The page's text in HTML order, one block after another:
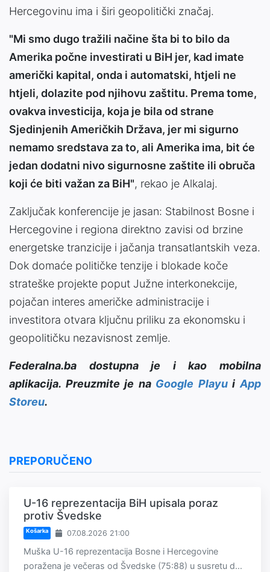
Hercegovinu ima i širi geopolitički značaj.
"Mi smo dugo tražili načine šta bi to bilo da
Amerika počne investirati u BiH jer, kad imate
američki kapital, onda i automatski, htjeli ne
htjeli, dolazite pod njihovu zaštitu. Prema tome,
ovakva investicija, koja je bila od strane
Sjedinjenih Američkih Država, jer mi sigurno
nemamo sredstava za to, ali Amerika ima, bit će
jedan dodatni nivo sigurnosne zaštite ili obruča
koji će biti važan za BiH", rekao je Alkalaj.
Zaključak konferencije je jasan: Stabilnost Bosne i
Hercegovine i regiona direktno zavisi od brzine
energetske tranzicije i jačanja transatlantskih veza.
Dok domaće političke tenzije i blokade koče
strateške projekte poput Južne interkonekcije,
pojačan interes američke administracije i
investitora otvara ključnu priliku za ekonomsku i
geopolitičku nezavisnost zemlje.
Federalna.ba dostupna je i kao mobilna
aplikacija. Preuzmite je na Google PlayuiApp
Storeu.
PREPORUČENO
U-16 reprezentacija BiH upisala poraz
protiv Švedske
Košarka 07.08.2026 21:00
Muška U-16 reprezentacija Bosne i Hercegovine
poražena je večeras od Švedske (75:88) u susretu d...